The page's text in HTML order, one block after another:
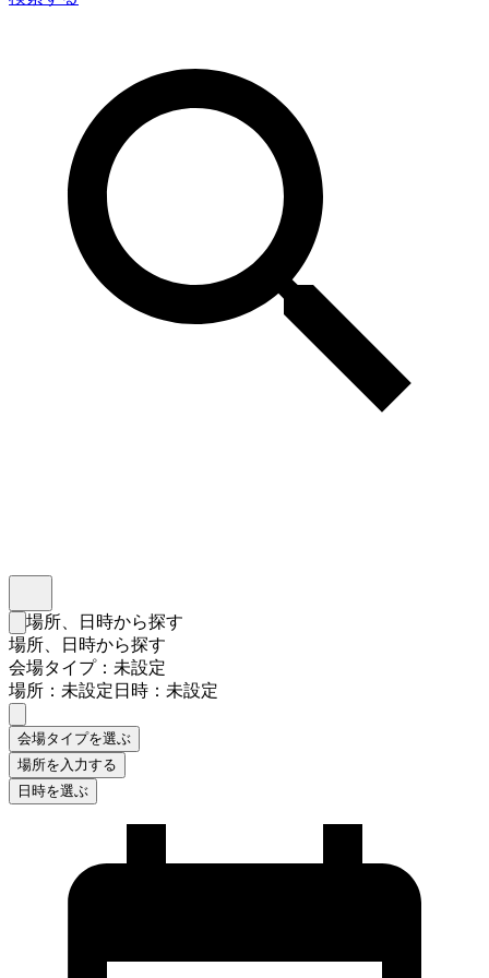
検索フォームを閉じる
場所、日時から探す
場所、日時から探す
会場タイプ：未設定
場所：未設定日時：未設定
会場タイプを選ぶ
場所を入力する
日時を選ぶ